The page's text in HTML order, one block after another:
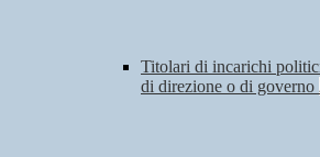
Titolari di incarichi
di direzione o di governo